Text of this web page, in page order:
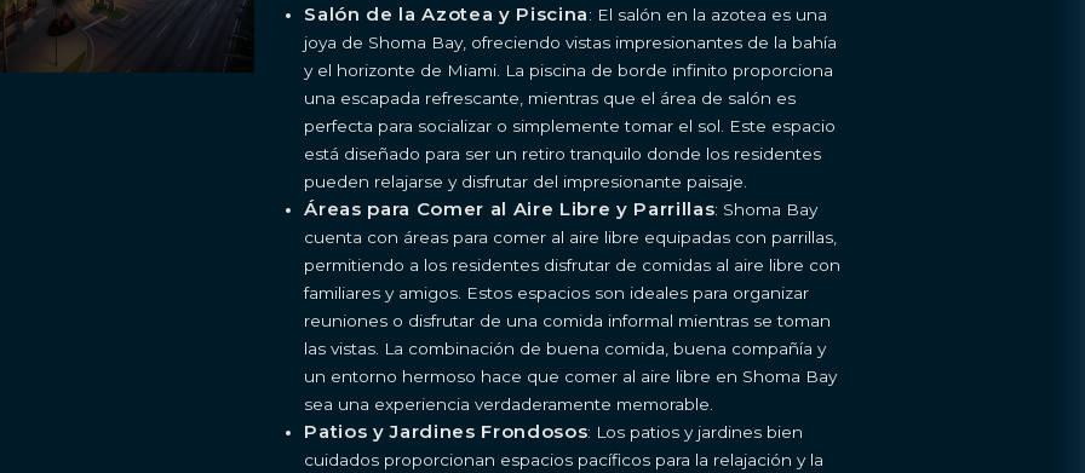
Salón de la Azotea y Piscina: El salón en la azotea es una
joya de Shoma Bay, ofreciendo vistas impresionantes de la bahía
y el horizonte de Miami. La piscina de borde infinito proporciona
una escapada refrescante, mientras que el área de salón es
perfecta para socializar o simplemente tomar el sol. Este espacio
está diseñado para ser un retiro tranquilo donde los residentes
pueden relajarse y disfrutar del impresionante paisaje.
Áreas para Comer al Aire Libre y Parrillas: Shoma Bay
cuenta con áreas para comer al aire libre equipadas con parrillas,
permitiendo a los residentes disfrutar de comidas al aire libre con
familiares y amigos. Estos espacios son ideales para organizar
reuniones o disfrutar de una comida informal mientras se toman
las vistas. La combinación de buena comida, buena compañía y
un entorno hermoso hace que comer al aire libre en Shoma Bay
sea una experiencia verdaderamente memorable.
Patios y Jardines Frondosos: Los patios y jardines bien
cuidados proporcionan espacios pacíficos para la relajación y la